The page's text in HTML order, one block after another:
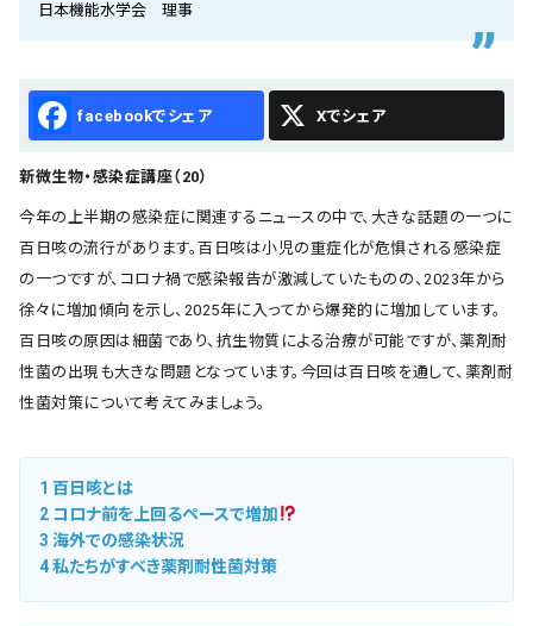
お問い合わせ
日本機能水学会 理事
Facebook X
新微生物・感染症講座（20）
今年の上半期の感染症に関連するニュースの中で、大きな話題の一つに
百日咳の流行があります。百日咳は小児の重症化が危惧される感染症
の一つですが、コロナ禍で感染報告が激減していたものの、2023年から
徐々に増加傾向を示し、2025年に入ってから爆発的に増加しています。
百日咳の原因は細菌であり、抗生物質による治療が可能ですが、薬剤耐
性菌の出現も大きな問題となっています。今回は百日咳を通して、薬剤耐
性菌対策について考えてみましょう。
1 百日咳とは
2 コロナ前を上回るペースで増加
3 海外での感染状況
4私たちがすべき薬剤耐性菌対策